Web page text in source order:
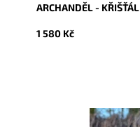
ARCHANDĚL - KŘIŠŤÁL
1 580 Kč